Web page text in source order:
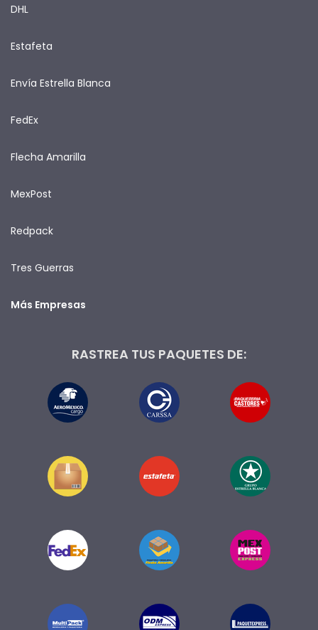
DHL
Estafeta
Envía Estrella Blanca
FedEx
Flecha Amarilla
MexPost
Redpack
Tres Guerras
Más Empresas
RASTREA TUS PAQUETES DE: